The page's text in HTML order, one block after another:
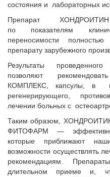
состояния и лабораторных
Препарат
по показателям
переносимости полностью
препарату зарубежного
Результаты
позволяют
КОМПЛЕКС, капсулы, в
регенерирующего,
лечении больных с
Таким образом,
ФИТОФАРМ —
которые приближают
возможности осуществлять
рекомендациям.
длительном приеме и,